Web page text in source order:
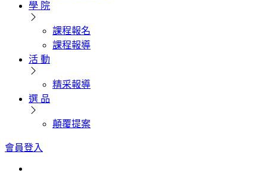
學 院
課程報名
課程報導
活 動
精采報導
選 品
顛覆提案
會員登入